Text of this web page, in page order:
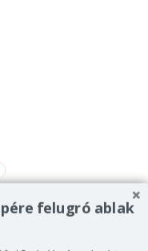
felugró ablak